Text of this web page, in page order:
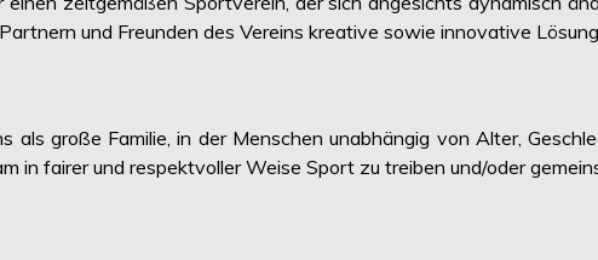
und Freunden des Vereins kreative sowie innovative
große Familie, in der Menschen unabhängig von Alter,
in fairer und respektvoller Weise Sport zu treiben und/oder